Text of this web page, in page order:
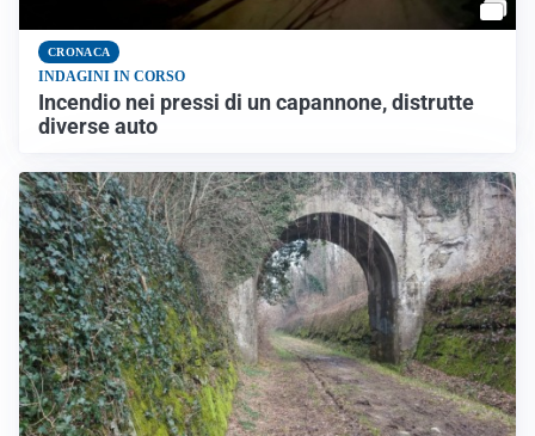
CRONACA
INDAGINI IN CORSO
Incendio nei pressi di un capannone, distrutte
diverse auto